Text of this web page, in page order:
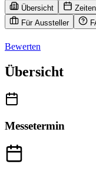
Übersicht
Für Aussteller
Bewerten
Übersicht
Messetermin